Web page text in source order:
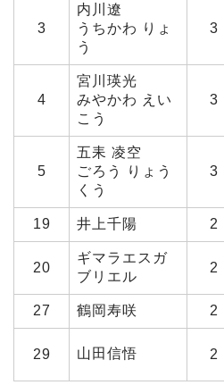
3
内川遼
うちかわ りょ
う
3
4
宮川瑛光
みやかわ えい
こう
3
5
五耒 凌空
ごろう りょう
くう
3
19 井上千陽 2
20
ギマラエスガ
ブリエル
2
27 鶴岡寿咲 2
29 山田信悟 2